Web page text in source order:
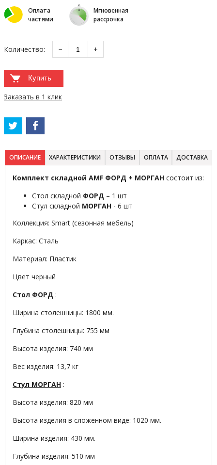
Оплата
частями
Мгновенная
рассрочка
Количество: − +
Купить
Заказать в 1 клик
ОПИСАНИЕ ХАРАКТЕРИСТИКИ ОТЗЫВЫ ОПЛАТА ДОСТАВКА
Комплект складной AMF ФОРД + МОРГАН состоит из:
Стол складной ФОРД – 1 шт
Стул складной МОРГАН - 6 шт
Коллекция: Smart (сезонная мебель)
Каркас: Сталь
Материал: Пластик
Цвет черный
Стол ФОРД :
Ширина столешницы: 1800 мм.
Глубина столешницы: 755 мм
Высота изделия: 740 мм
Вес изделия: 13,7 кг
Стул МОРГАН :
Высота изделия: 820 мм
Высота изделия в сложенном виде: 1020 мм.
Ширина изделия: 430 мм.
Глубина изделия: 510 мм